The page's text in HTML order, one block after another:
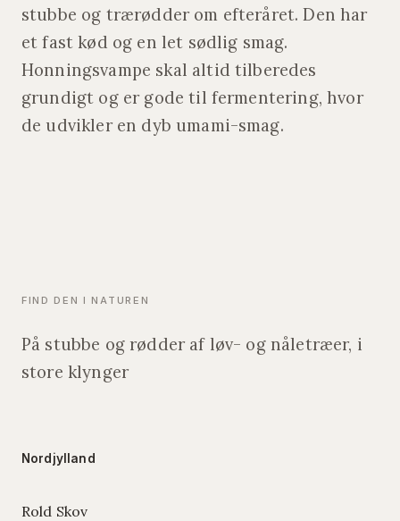
stubbe og trærødder om efteråret. Den har
et fast kød og en let sødlig smag.
Honningsvampe skal altid tilberedes
grundigt og er gode til fermentering, hvor
de udvikler en dyb umami-smag.
FIND DEN I NATUREN
På stubbe og rødder af løv- og nåletræer, i
store klynger
Nordjylland
Rold Skov